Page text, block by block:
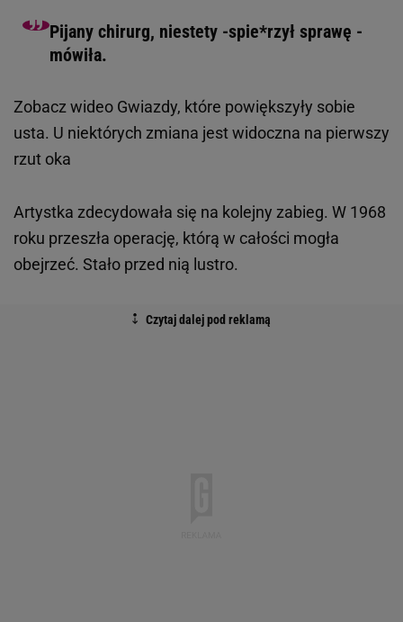
Pijany chirurg, niestety -spie*rzył sprawę -
mówiła.
Zobacz wideo Gwiazdy, które powiększyły sobie
usta. U niektórych zmiana jest widoczna na pierwszy
rzut oka
Artystka zdecydowała się na kolejny zabieg. W 1968
roku przeszła operację, którą w całości mogła
obejrzeć. Stało przed nią lustro.